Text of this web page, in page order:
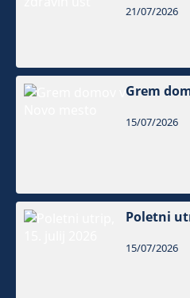
21/07/2026
Grem
15/07/2026
Poletni
15/07/2026